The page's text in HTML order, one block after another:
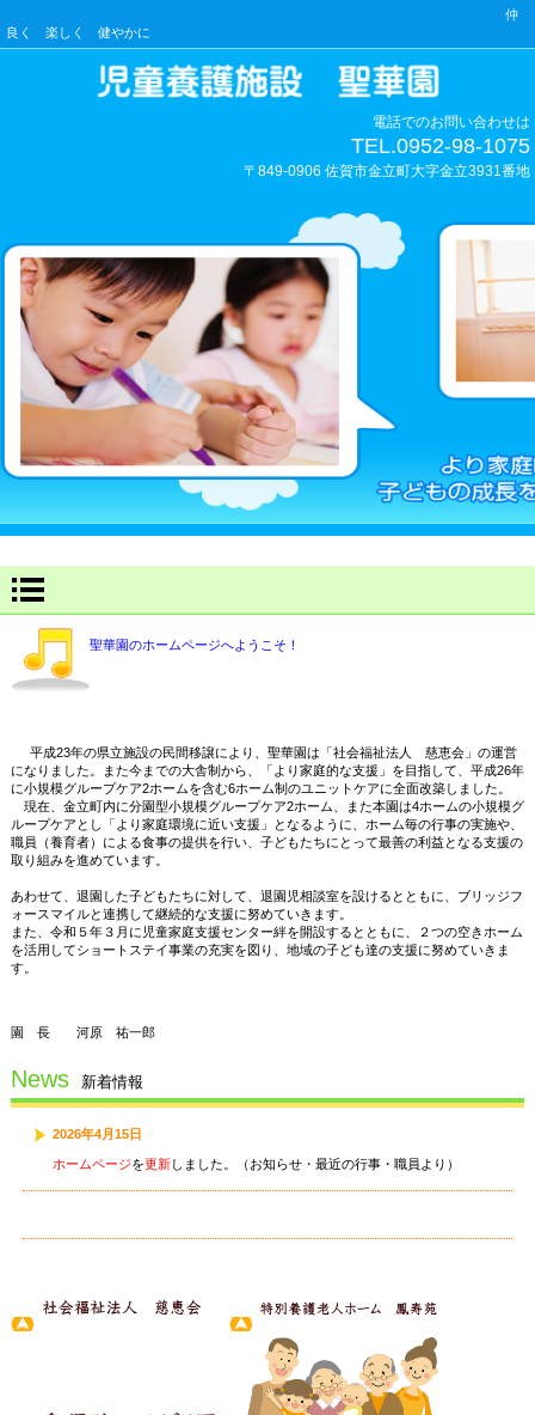
仲
良く 楽しく 健やかに
電話でのお問い合わせは
TEL.0952-98-1075
〒849-0906 佐賀市金立町大字金立3931番地
聖華園のホームページへようこそ！
平成23年の県立施設の民間移譲により、聖華園は「社会福祉法人 慈恵会」の運営
になりました。また今までの大舎制から、「より家庭的な支援」を目指して、平成26年
に小規模グループケア2ホームを含む6ホーム制のユニットケアに全面改築しました。
現在、金立町内に分園型小規模グループケア2ホーム、また本園は4ホームの小規模グ
ループケアとし「より家庭環境に近い支援」となるように、ホーム毎の行事の実施や、
職員（養育者）による食事の提供を行い、子どもたちにとって最善の利益となる支援の
取り組みを進めています。
あわせて、退園した子どもたちに対して、退園児相談室を設けるとともに、ブリッジフ
ォースマイルと連携して継続的な支援に努めていきます。
また、令和５年３月に児童家庭支援センター絆を開設するとともに、２つの空きホーム
を活用してショートステイ事業の充実を図り、地域の子ども達の支援に努めていきま
す。
園 長 河原 祐一郎
News 新着情報
2026年4月15日
ホームページを更新しました。（お知らせ・最近の行事・職員より）